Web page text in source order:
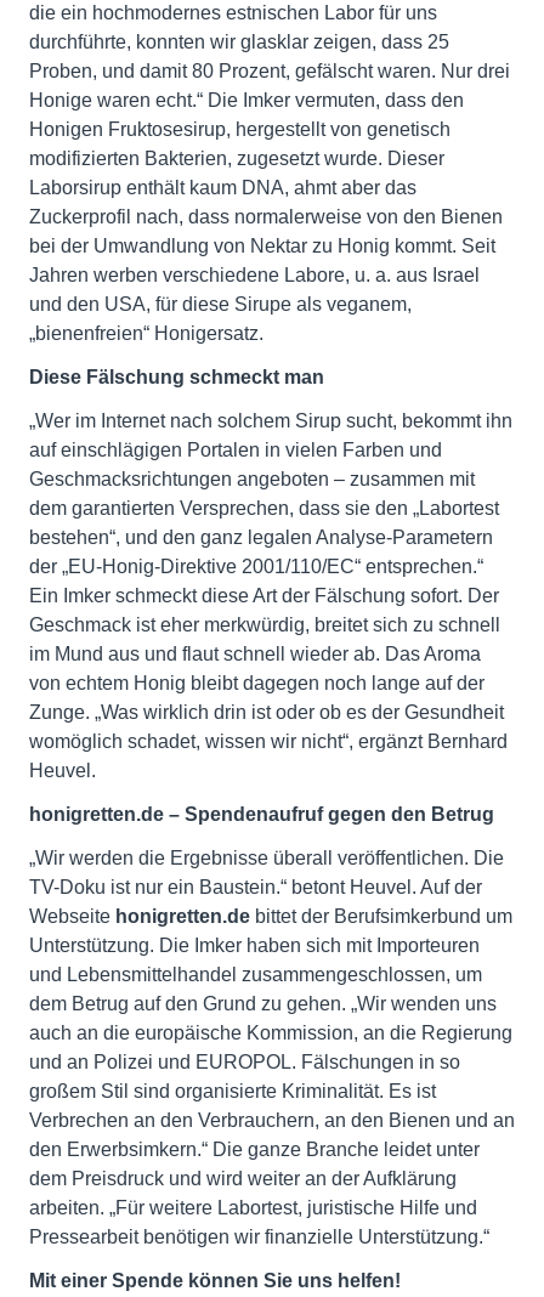
die ein hochmodernes estnischen Labor für uns
durchführte, konnten wir glasklar zeigen, dass 25
Proben, und damit 80 Prozent, gefälscht waren. Nur drei
Honige waren echt.“ Die Imker vermuten, dass den
Honigen Fruktosesirup, hergestellt von genetisch
modifizierten Bakterien, zugesetzt wurde. Dieser
Laborsirup enthält kaum DNA, ahmt aber das
Zuckerprofil nach, dass normalerweise von den Bienen
bei der Umwandlung von Nektar zu Honig kommt. Seit
Jahren werben verschiedene Labore, u. a. aus Israel
und den USA, für diese Sirupe als veganem,
„bienenfreien“ Honigersatz.
Diese Fälschung schmeckt man
„Wer im Internet nach solchem Sirup sucht, bekommt ihn
auf einschlägigen Portalen in vielen Farben und
Geschmacksrichtungen angeboten – zusammen mit
dem garantierten Versprechen, dass sie den „Labortest
bestehen“, und den ganz legalen Analyse-Parametern
der „EU-Honig-Direktive 2001/110/EC“ entsprechen.“
Ein Imker schmeckt diese Art der Fälschung sofort. Der
Geschmack ist eher merkwürdig, breitet sich zu schnell
im Mund aus und flaut schnell wieder ab. Das Aroma
von echtem Honig bleibt dagegen noch lange auf der
Zunge. „Was wirklich drin ist oder ob es der Gesundheit
womöglich schadet, wissen wir nicht“, ergänzt Bernhard
Heuvel.
honigretten.de – Spendenaufruf gegen den Betrug
„Wir werden die Ergebnisse überall veröffentlichen. Die
TV-Doku ist nur ein Baustein.“ betont Heuvel. Auf der
Webseite honigretten.de bittet der Berufsimkerbund um
Unterstützung. Die Imker haben sich mit Importeuren
und Lebensmittelhandel zusammengeschlossen, um
dem Betrug auf den Grund zu gehen. „Wir wenden uns
auch an die europäische Kommission, an die Regierung
und an Polizei und EUROPOL. Fälschungen in so
großem Stil sind organisierte Kriminalität. Es ist
Verbrechen an den Verbrauchern, an den Bienen und an
den Erwerbsimkern.“ Die ganze Branche leidet unter
dem Preisdruck und wird weiter an der Aufklärung
arbeiten. „Für weitere Labortest, juristische Hilfe und
Pressearbeit benötigen wir finanzielle Unterstützung.“
Mit einer Spende können Sie uns helfen!